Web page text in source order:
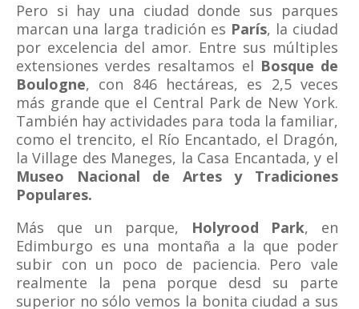
Pero si hay una ciudad donde sus parques
marcan una larga tradición es París, la ciudad
por excelencia del amor. Entre sus múltiples
extensiones verdes resaltamos el Bosque de
Boulogne, con 846 hectáreas, es 2,5 veces
más grande que el Central Park de New York.
También hay actividades para toda la familiar,
como el trencito, el Río Encantado, el Dragón,
la Village des Maneges, la Casa Encantada, y el
Museo Nacional de Artes y Tradiciones
Populares.
Más que un parque,
Holyrood Park, en
Edimburgo es una montaña a la que poder
subir con un poco de paciencia. Pero vale
realmente la pena porque desd su parte
superior no sólo vemos la bonita ciudad a sus